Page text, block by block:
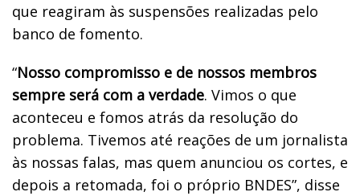
que reagiram às suspensões realizadas pelo
banco de fomento.
“Nosso compromisso e de nossos membros
sempre será com a verdade. Vimos o que
aconteceu e fomos atrás da resolução do
problema. Tivemos até reações de um jornalista
às nossas falas, mas quem anunciou os cortes, e
depois a retomada, foi o próprio BNDES”, disse